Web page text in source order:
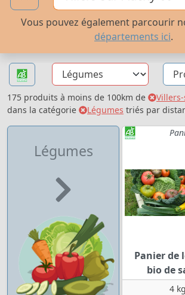
Vous pouvez également parcourir
départements ici.
175 produits à moins de 100km de
dans la catégorie
Légumes triés par
Légumes
Panier de
bio de
4 kg